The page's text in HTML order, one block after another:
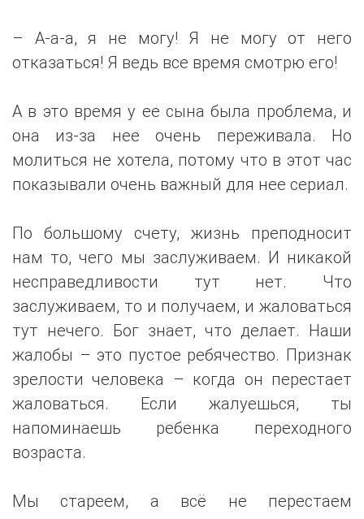
– А-а-а, я не могу! Я не могу от него
отказаться! Я ведь все время смотрю его!
А в это время у ее сына была проблема, и
она из-за нее очень переживала. Но
молиться не хотела, потому что в этот час
показывали очень важный для нее сериал.
По большому счету, жизнь преподносит
нам то, чего мы заслуживаем. И никакой
несправедливости тут нет. Что
заслуживаем, то и получаем, и жаловаться
тут нечего. Бог знает, что делает. Наши
жалобы – это пустое ребячество. Признак
зрелости человека – когда он перестает
жаловаться. Если жалуешься, ты
напоминаешь ребенка переходного
возраста.
Мы стареем, а всё не перестаем